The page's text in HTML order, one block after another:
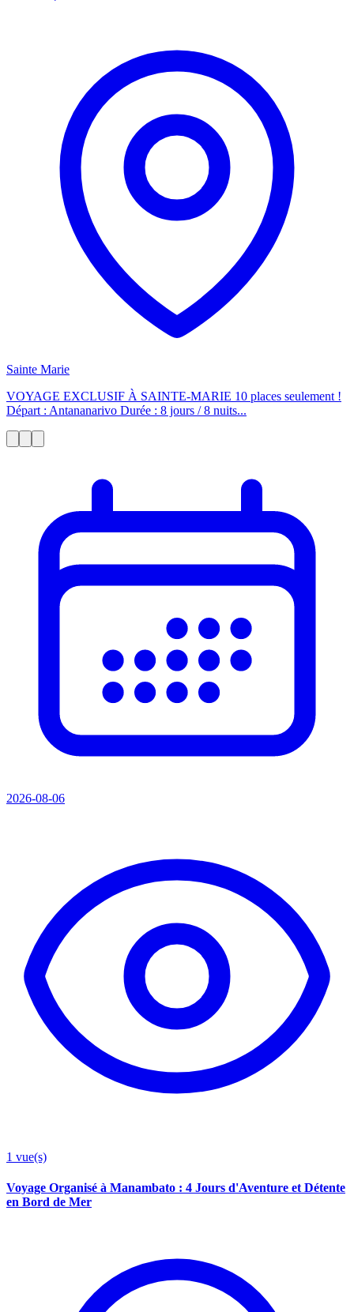
Sainte Marie
VOYAGE EXCLUSIF À SAINTE-MARIE 10 places seulement !
Départ : Antananarivo Durée : 8 jours / 8 nuits...
2026-08-06
1 vue(s)
Voyage Organisé à Manambato : 4 Jours d'Aventure et Détente
en Bord de Mer